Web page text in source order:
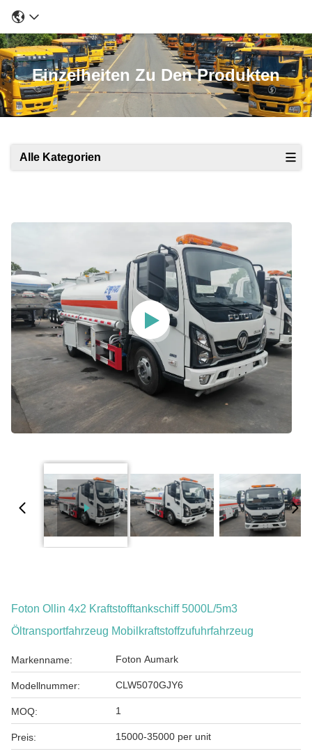
Einzelheiten Zu Den Produkten
Alle Kategorien
Foton Ollin 4x2 Kraftstofftankschiff 5000L/5m3
Öltransportfahrzeug Mobilkraftstoffzufuhrfahrzeug
Markenname: Foton Aumark
Modellnummer: CLW5070GJY6
MOQ: 1
Preis: 15000-35000 per unit